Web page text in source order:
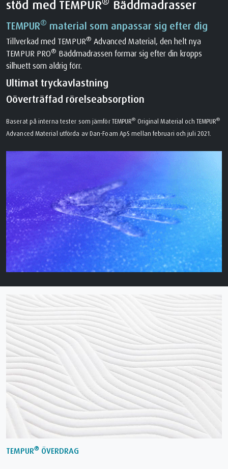
stöd med TEMPUR Bäddmadrasser
TEMPUR® material som anpassar sig efter dig
Tillverkad med TEMPUR® Advanced Material, den helt nya
TEMPUR PRO® Bäddmadrassen formar sig efter din kropps
silhuett som aldrig förr.
Ultimat tryckavlastning
Oöverträffad rörelseabsorption
Baserat på interna tester som jämför TEMPUR® Original Material och TEMPUR®
Advanced Material utförda av Dan-Foam ApS mellan februari och juli 2021.
TEMPUR® ÖVERDRAG